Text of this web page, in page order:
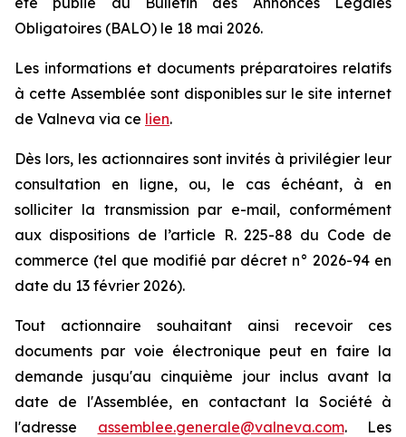
Obligatoires (BALO) le 18 mai 2026.
Les informations et documents préparatoires relatifs
à cette Assemblée sont disponibles sur le site internet
de Valneva via ce lien.
Dès lors, les actionnaires sont invités à privilégier leur
consultation en ligne, ou, le cas échéant, à en
solliciter la transmission par e-mail, conformément
aux dispositions de l’article R. 225-88 du Code de
commerce (tel que modifié par décret n° 2026-94 en
date du 13 février 2026).
Tout actionnaire souhaitant ainsi recevoir ces
documents par voie électronique peut en faire la
demande jusqu'au cinquième jour inclus avant la
date de l'Assemblée, en contactant la Société à
l'adresse assemblee.generale@valneva.com. Les